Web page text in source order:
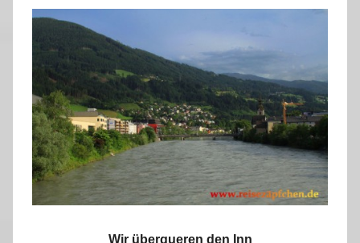
Wir überqueren den Inn